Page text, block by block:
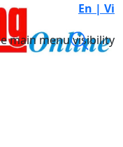
En | Vi
main menu visibility